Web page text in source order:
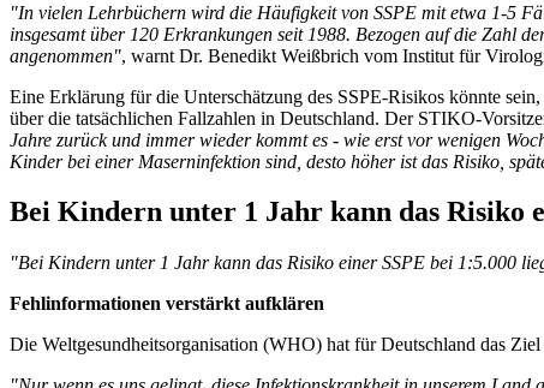
"In vielen Lehrbüchern wird die Häufigkeit von SSPE mit etwa 1-5
insgesamt über 120 Erkrankungen seit 1988. Bezogen auf die Zahl
angenommen", warnt Dr. Benedikt Weißbrich vom Institut für
Eine Erklärung für die Unterschätzung des SSPE-Risikos könnte
über die tatsächlichen Fallzahlen in Deutschland. Der STIKO-
Jahre zurück und immer wieder kommt es - wie erst vor wenigen
Kinder bei einer Maserninfektion sind, desto höher ist das Risiko,
Bei Kindern unter 1 Jahr kann das Risiko
"Bei Kindern unter 1 Jahr kann das Risiko einer SSPE bei 1:5.000
Fehlinformationen verstärkt aufklären
Die Weltgesundheitsorganisation (WHO) hat für Deutschland das